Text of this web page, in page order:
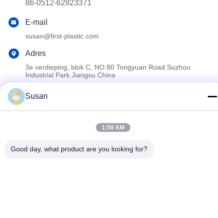
86-0512-62923371
E-mail
susan@first-plastic.com
Adres
3e verdieping, blok C, NO.80 Tongyuan Road Suzhou
Industrial Park Jiangsu China
China Goede kwaliteit Opvouwbare plastic kratten Auteursrecht ©
2024-2026 Suzhou Industrial PARK FIRST Plastics Co., Ltd. Alle
rechten voorbehouden.
Susan
1:50 AM
Good day, what product are you looking for?